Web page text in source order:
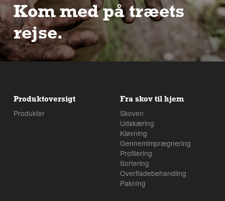
Kom med på træets
rejse.
Det er ikke ligegyldigt, hvorfra vores råmateriale
Produktoversigt
Produkter
Fra skov til hjem
Skoven
Udskæring
Kløvning
Gennemimprægnering
Profilering
Sortering
Overfladebehandling
Pakning